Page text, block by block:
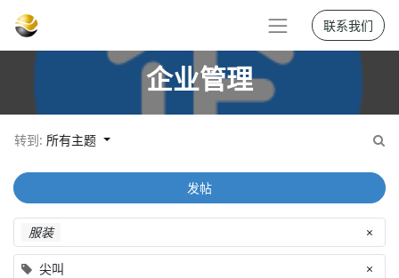
联系我们
企业管理
转到: 所有主题
服装 ×
尖叫 ×
发帖